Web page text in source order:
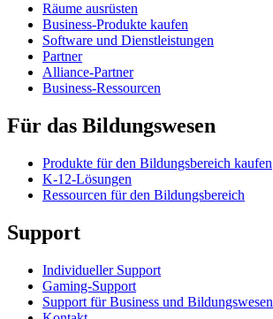
Räume ausrüsten
Business-Produkte kaufen
Software und Dienstleistungen
Partner
Alliance-Partner
Business-Ressourcen
Für das Bildungswesen
Produkte für den Bildungsbereich kaufen
K-12-Lösungen
Ressourcen für den Bildungsbereich
Support
Individueller Support
Gaming-Support
Support für Business und Bildungswesen